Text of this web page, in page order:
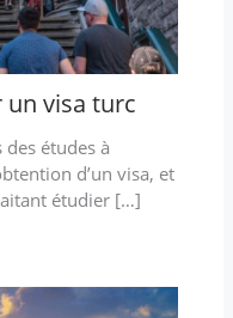
un visa turc
études à
d’un visa, et
étudier […]